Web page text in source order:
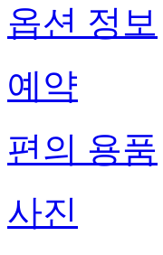
옵션 정보
예약
편의 용품
사진